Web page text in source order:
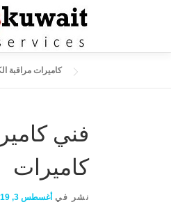
كاميرات مراقبة
كاميرات
نشر في أغسطس 3, 2019